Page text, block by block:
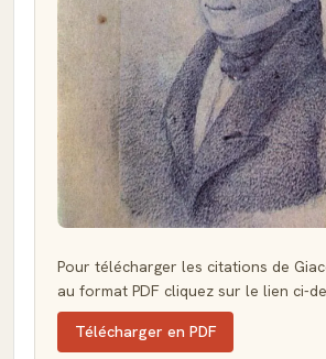
Pour télécharger les citations de
au format PDF cliquez sur le lien ci-
Télécharger en PDF